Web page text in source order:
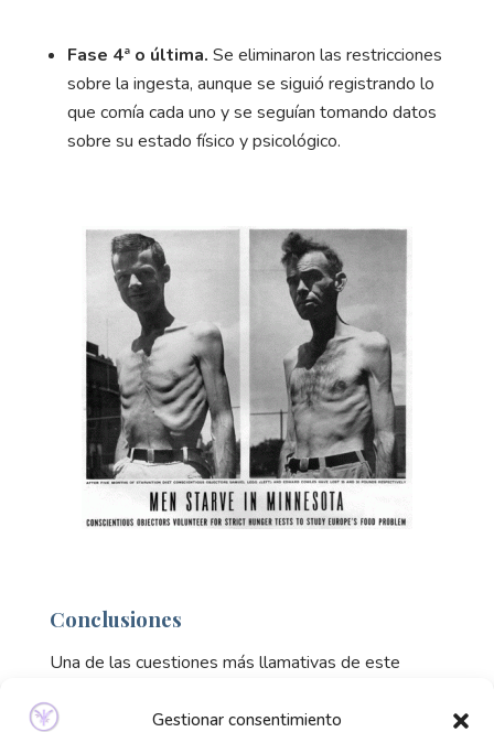
Gestionar consentimiento
Fase 4ª o última. Se eliminaron las restricciones
sobre la ingesta, aunque se siguió registrando lo
que comía cada uno y se seguían tomando datos
sobre su estado físico y psicológico.
Conclusiones
Una de las cuestiones más llamativas de este
conductas muy similares a las que tienen las